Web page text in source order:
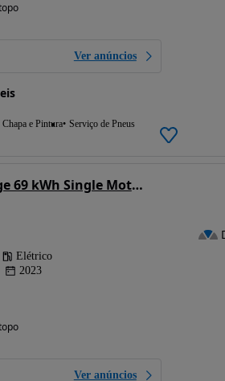
Ver anúncios
Chapa e Pintura Serviço de Pneus
Volvo XC 40 Recharge 69 kWh Single Motor RWD Plus
Elétrico
2023
Ver anúncios